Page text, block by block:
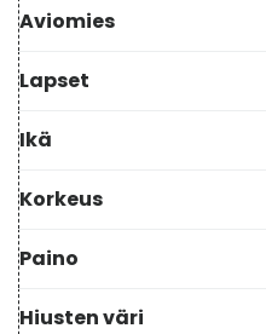
Aviomies
Lapset
Ikä
Korkeus
Paino
Hiusten väri